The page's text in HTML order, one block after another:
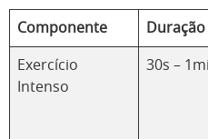
Componente Duração
Exercício
Intenso
30s –